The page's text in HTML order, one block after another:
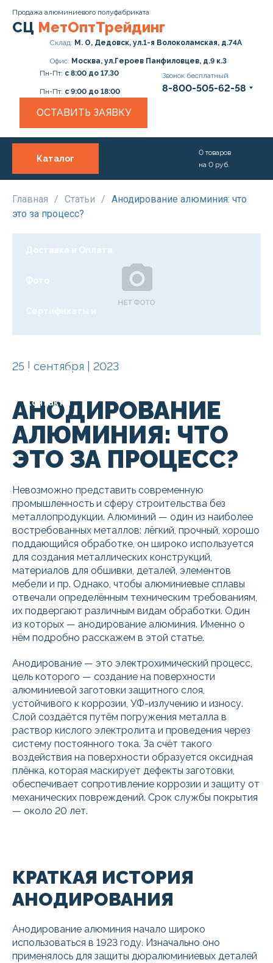
Продажа алюминиевого полуфабриката
СЦ МетОптТрейдинг
Склад: М. О, Дедовск, ул.1-я Волоколамская, д.74А
Офис: Москва, ул.Героев Панфиловцев, д.9 к.3
Пн-Пт: с 8:00 до 17.30
Пн-Пт: с 9:00 до 18:00
Звонок бесплатный
8-800-505-62-58
ОСТАВИТЬ ЗАЯВКУ
Каталог
Прайс
Доставка и Оплата
Фото
Сертификаты и
Акции Статьи
Контакты
0 товаров
на 0 руб.
Главная / Статьи / Анодирование алюминия: что
это за процесс?
25 | сентября | 2023
АНОДИРОВАНИЕ
АЛЮМИНИЯ: ЧТО
ЭТО ЗА ПРОЦЕСС?
Невозможно представить современную
промышленность и сферу строительства без
металлопродукции. Алюминий — один из наиболее
востребованных металлов: лёгкий, прочный, хорошо
поддающийся обработке, он широко используется
для создания металлических конструкций,
материалов для обшивки, деталей, элементов
мебели и пр. Однако, чтобы алюминиевые сплавы
отвечали определённым техническим требованиям,
их подвергают различным видам обработки. Один
из которых — анодирование алюминия. Именно о
нём подробно расскажем в этой статье.
Анодирование — это электрохимический процесс,
цель которого — создание на поверхности
алюминиевой заготовки защитного слоя,
устойчивого к коррозии, УФ-излучению и износу.
Слой создаётся путём погружения металла в
раствор кислого электролита и проведения через
систему постоянного тока. За счёт такого
воздействия на поверхности образуется оксидная
плёнка, которая маскирует дефекты заготовки,
обеспечивает сопротивление коррозии и защиту от
механических повреждений. Срок службы покрытия
— около 20 лет.
КРАТКАЯ ИСТОРИЯ
АНОДИРОВАНИЯ
Анодирование алюминия начало широко
использоваться в 1923 году. Изначально оно
применялось для защиты дюралюминиевых деталей